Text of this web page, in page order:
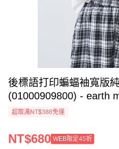
後標語打印蝙蝠袖寬版
(01000909800) - earth
超取滿NT$388免運
NT$680 WEB限定45折